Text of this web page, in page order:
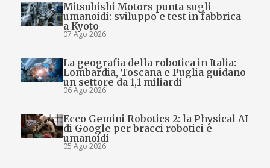
Mitsubishi Motors punta sugli
umanoidi: sviluppo e test in fabbrica
a Kyoto
07 Ago 2026
La geografia della robotica in Italia:
Lombardia, Toscana e Puglia guidano
un settore da 1,1 miliardi
06 Ago 2026
Ecco Gemini Robotics 2: la Physical AI
di Google per bracci robotici e
umanoidi
05 Ago 2026